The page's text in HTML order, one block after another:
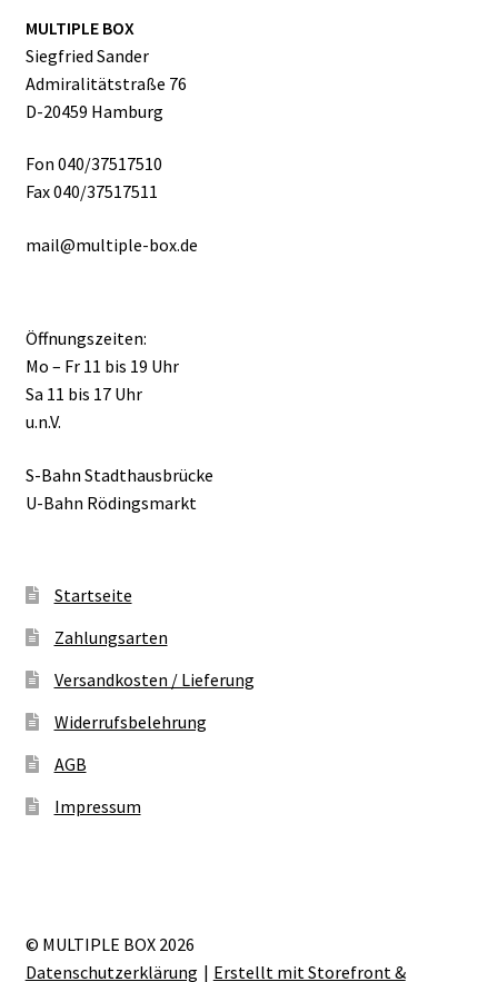
MULTIPLE BOX
Siegfried Sander
Admiralitätstraße 76
D-20459 Hamburg
Fon 040/37517510
Fax 040/37517511
mail@multiple-box.de
Öffnungszeiten:
Mo – Fr 11 bis 19 Uhr
Sa 11 bis 17 Uhr
u.n.V.
S-Bahn Stadthausbrücke
U-Bahn Rödingsmarkt
Startseite
Zahlungsarten
Versandkosten / Lieferung
Widerrufsbelehrung
AGB
Impressum
© MULTIPLE BOX 2026
Datenschutzerklärung
Erstellt mit Storefront &